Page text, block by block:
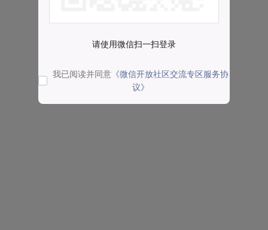
请使用微信扫一扫登录
我已阅读并同意 《微信开放社区交流专区服务协
议》